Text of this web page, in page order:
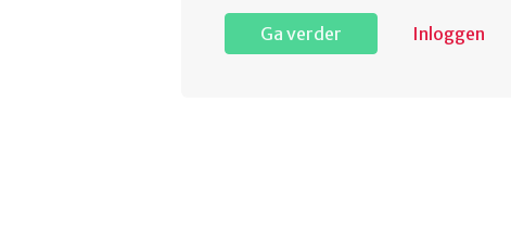
Ga verder Inloggen